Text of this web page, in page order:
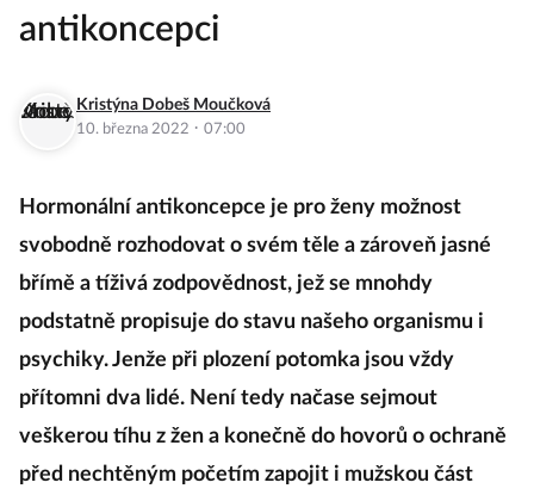
antikoncepci
Kristýna Dobeš Moučková
10. března 2022 · 07:00
Hormonální antikoncepce je pro ženy možnost
svobodně rozhodovat o svém těle a zároveň jasné
břímě a tíživá zodpovědnost, jež se mnohdy
podstatně propisuje do stavu našeho organismu i
psychiky. Jenže při plození potomka jsou vždy
přítomni dva lidé. Není tedy načase sejmout
veškerou tíhu z žen a konečně do hovorů o ochraně
před nechtěným početím zapojit i mužskou část